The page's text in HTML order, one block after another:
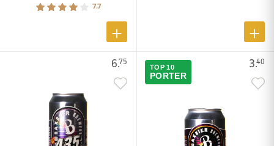
7.7
6.75 3.40
TOP 10
PORTER